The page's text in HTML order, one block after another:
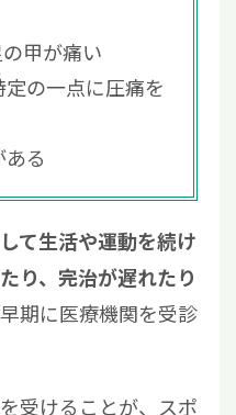
甲が痛い
の一点に圧痛を
る
て生活や運動を続け
り、完治が遅れたり
期に医療機関を受診
受けることが、スポ